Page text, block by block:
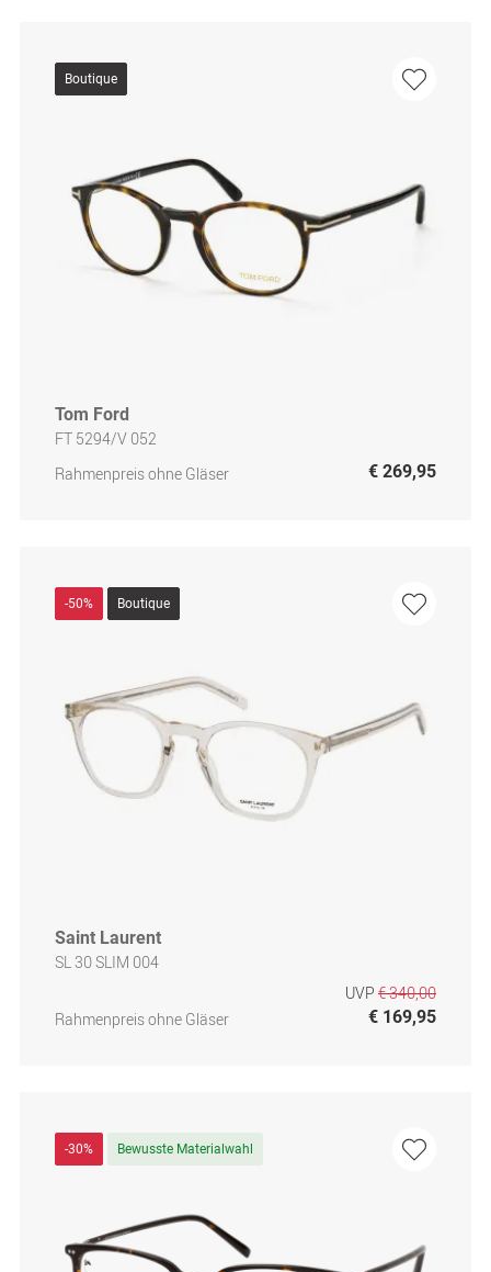
Boutique
Tom Ford
FT 5294/V 052
Rahmenpreis ohne Gläser
€ 269,95
-50% Boutique
Saint Laurent
SL 30 SLIM 004
Rahmenpreis ohne Gläser
UVP € 340,00
€ 169,95
-30% Bewusste Materialwahl